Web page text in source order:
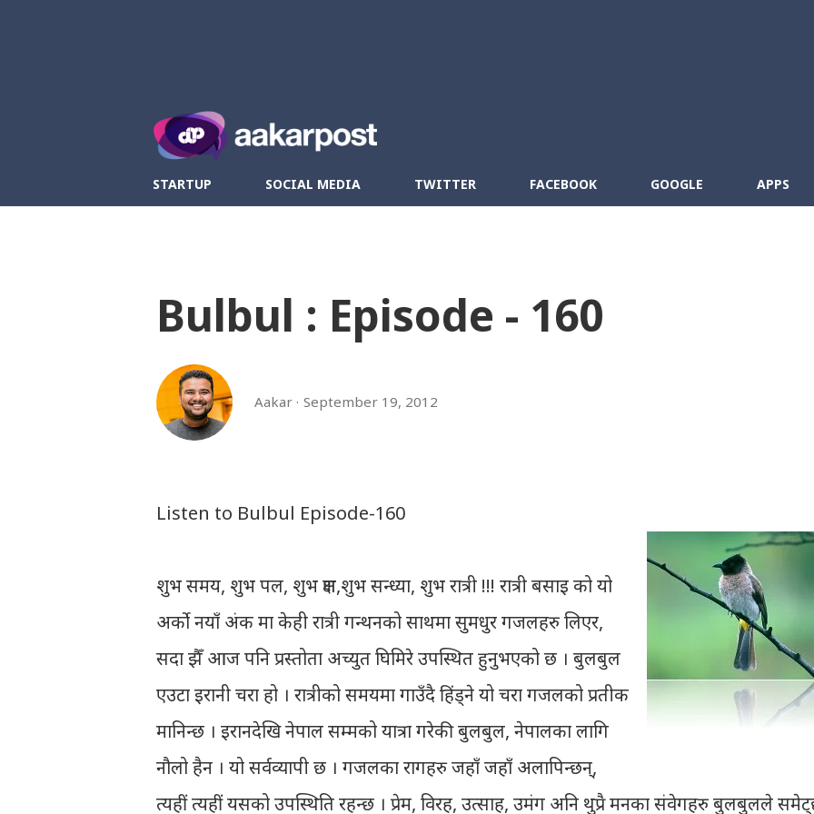
STARTUP SOCIAL MEDIA TWITTER FACEBOOK GOOGLE APPS
Bulbul : Episode - 160
Aakar September 19, 2012
Listen to Bulbul Episode-160
शुभ समय, शुभ पल, शुभ क्षण,शुभ सन्ध्या, शुभ रात्री !!! रात्री बसाइ को यो
अर्को नयाँ अंक मा केही रात्री गन्थनको साथमा सुमधुर गजलहरु लिएर,
सदा झैँ आज पनि प्रस्तोता अच्युत घिमिरे उपस्थित हुनुभएको छ । बुलबुल
एउटा इरानी चरा हो । रात्रीको समयमा गाउँदै हिंड्‍ने यो चरा गजलको प्रतीक
मानिन्छ । इरानदेखि नेपाल सम्मको यात्रा गरेकी बुलबुल, नेपालका लागि
नौलो हैन । यो सर्वव्यापी छ । गजलका रागहरु जहाँ जहाँ अलापिन्छन्,
त्यहीं त्यहीं यसको उपस्थिति रहन्छ । प्रेम, विरह, उत्साह, उमंग अनि थुप्रै मनका संवेगहरु बुलबुलले